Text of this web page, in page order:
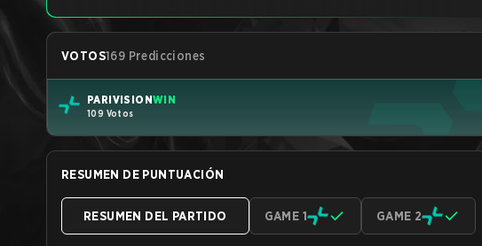
VOTOS169 Predicciones
PARIVISIONWIN
109 Votos
RESUMEN DE PUNTUACIÓN
RESUMEN DEL PARTIDO GAME 1 GAME 2